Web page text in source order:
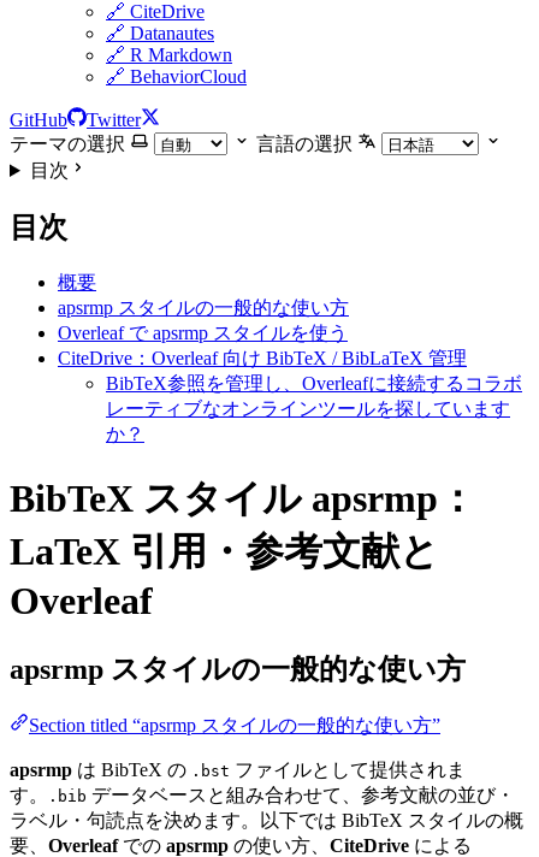
🔗 CiteDrive
🔗 Datanautes
🔗 R Markdown
🔗 BehaviorCloud
GitHub
Twitter
テーマの選択
言語の選択
目次
目次
概要
apsrmp スタイルの一般的な使い方
Overleaf で apsrmp スタイルを使う
CiteDrive：Overleaf 向け BibTeX / BibLaTeX 管理
BibTeX参照を管理し、Overleafに接続するコラボ
レーティブなオンラインツールを探しています
か？
BibTeX スタイル apsrmp：
LaTeX 引用・参考文献と
Overleaf
apsrmp スタイルの一般的な使い方
Section titled “apsrmp スタイルの一般的な使い方”
apsrmp は BibTeX の .bst ファイルとして提供されま
す。
.bib データベースと組み合わせて、参考文献の並び・
ラベル・句読点を決めます。以下では BibTeX スタイルの概
要、 Overleafでの apsrmp の使い方、 CiteDrive による